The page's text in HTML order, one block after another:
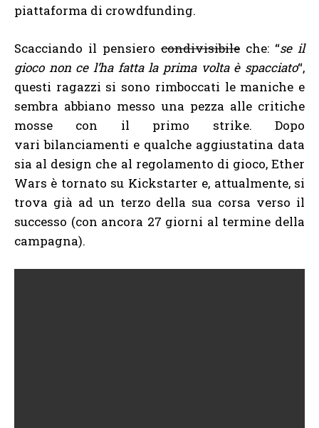
piattaforma di crowdfunding.
Scacciando il pensiero condivisibile che: “se il
gioco non ce l’ha fatta la prima volta è spacciato“,
questi ragazzi si sono rimboccati le maniche e
sembra abbiano messo una pezza alle critiche
mosse con il primo strike. Dopo
vari bilanciamenti e qualche aggiustatina data
sia al design che al regolamento di gioco, Ether
Wars è tornato su Kickstarter e, attualmente, si
trova già ad un terzo della sua corsa verso il
successo (con ancora 27 giorni al termine della
campagna).